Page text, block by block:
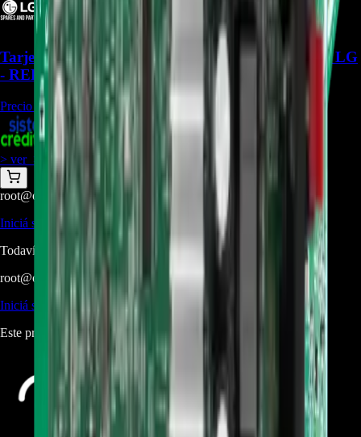
Tarjeta Main EBR87940003 Para Torre de sonido LG
- REP-1079
Precio Regular: 388.500
> ver_ > desbloquear oferta_
root@ops:~#
Iniciá sesión
para hacer una pregunta.
Todavía no hay preguntas respondidas. Hacé la primera.
root@ops:~#
cat RESEÑAS [ 0 ]
Iniciá sesión
para dejar una reseña.
Este producto aún no tiene reseñas. Sé el primero en opinar.